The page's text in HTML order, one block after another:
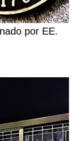
por EE.